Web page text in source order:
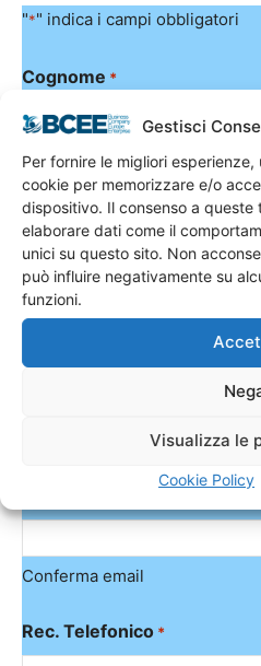
Gestisci
Per fornire le migliori
cookie per memorizzare e/o
dispositivo. Il consenso a
elaborare dati come il
unici su questo sito. Non
può influire negativamente su
funzioni.
Visualizza le
Cookie Policy
"*" indica i campi obbligatori
Cognome *
Nome *
Attività
Inserisci l’attività che svolgi o
Conferma email
Rec. Telefonico *